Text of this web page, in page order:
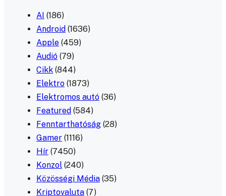
AI (186)
Android (1636)
Apple (459)
Audió (79)
Cikk (844)
Elektro (1873)
Elektromos autó (36)
Featured (584)
Fenntarthatóság (28)
Gamer (1116)
Hír (7450)
Konzol (240)
Közösségi Média (35)
Kriptovaluta (7)